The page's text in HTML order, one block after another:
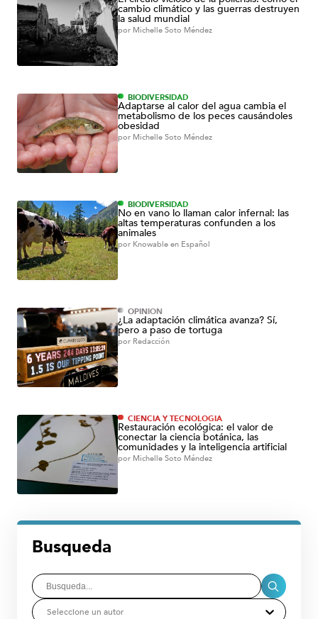
cambio climático y las guerras destruyen
la salud mundial
por Michelle Soto Méndez
BIODIVERSIDAD
Adaptarse al calor del agua cambia el
metabolismo de los peces causándoles
obesidad
por Michelle Soto Méndez
BIODIVERSIDAD
No en vano lo llaman calor infernal: las
altas temperaturas confunden a los
animales
por Knowable en Español
OPINIÓN
¿La adaptación climática avanza? Sí,
pero a paso de tortuga
por Redacción
CIENCIA Y TECNOLOGÍA
Restauración ecológica: el valor de
conectar la ciencia botánica, las
comunidades y la inteligencia artificial
por Michelle Soto Méndez
Busqueda
Seleccione un autor